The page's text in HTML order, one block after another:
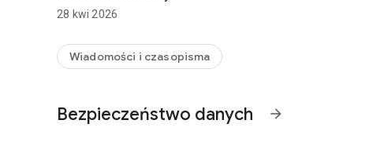
ważnych wydarzeń zachodzących w Polsce i za granicą.
Meller.
wydań specjalnych.
28 kwi 2026
Wiadomości i czasopisma
Bezpieczeństwo danych arrow_forward